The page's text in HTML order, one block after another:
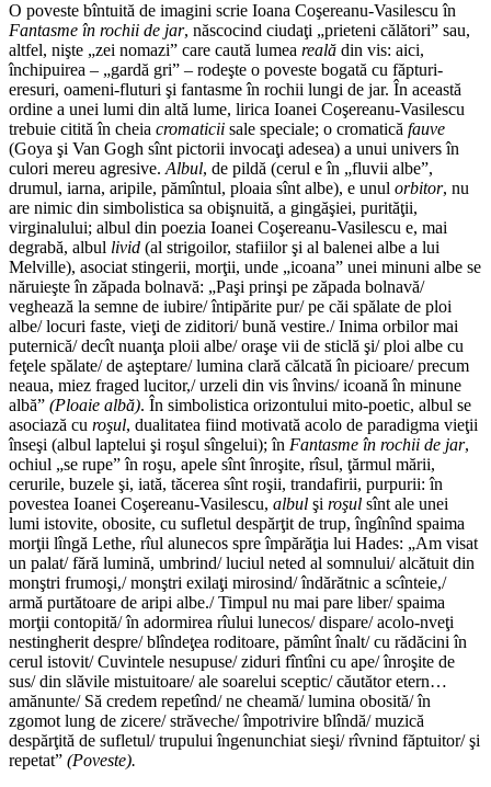
O poveste bîntuită de imagini scrie Ioana Coşereanu-Vasilescu în
Fantasme în rochii de jar, născocind ciudaţi „prieteni călători” sau,
altfel, nişte „zei nomazi” care caută lumea reală din vis: aici,
închipuirea – „gardă gri” – rodeşte o poveste bogată cu făpturi-
eresuri, oameni-fluturi şi fantasme în rochii lungi de jar. În această
ordine a unei lumi din altă lume, lirica Ioanei Coşereanu-Vasilescu
trebuie citită în cheia cromaticii sale speciale; o cromatică fauve
(Goya şi Van Gogh sînt pictorii invocaţi adesea) a unui univers în
culori mereu agresive.Albul, de pildă (cerul e în „fluvii albe”,
drumul, iarna, aripile, pămîntul, ploaia sînt albe), e unul orbitor, nu
are nimic din simbolistica sa obişnuită, a gingăşiei, purităţii,
virginalului; albul din poezia Ioanei Coşereanu-Vasilescu e, mai
degrabă, albul livid (al strigoilor, stafiilor şi al balenei albe a lui
Melville), asociat stingerii, morţii, unde „icoana” unei minuni albe se
năruieşte în zăpada bolnavă: „Paşi prinşi pe zăpada bolnavă/
veghează la semne de iubire/ întipărite pur/ pe căi spălate de ploi
albe/ locuri faste, vieţi de ziditori/ bună vestire./ Inima orbilor mai
puternică/ decît nuanţa ploii albe/ oraşe vii de sticlă şi/ ploi albe cu
feţele spălate/ de aşteptare/ lumina clară călcată în picioare/ precum
neaua, miez fraged lucitor,/ urzeli din vis învins/ icoană în minune
albă” (Ploaie albă). În simbolistica orizontului mito-poetic, albul se
asociază cu roşul, dualitatea fiind motivată acolo de paradigma vieţii
înseşi (albul laptelui şi roşul sîngelui); în Fantasme în rochii de jar,
ochiul „se rupe” în roşu, apele sînt înroşite, rîsul, ţărmul mării,
cerurile, buzele şi, iată, tăcerea sînt roşii, trandafirii, purpurii: în
povestea Ioanei Coşereanu-Vasilescu, albul şi roşul sînt ale unei
lumi istovite, obosite, cu sufletul despărţit de trup, îngînînd spaima
morţii lîngă Lethe, rîul alunecos spre împărăţia lui Hades: „Am visat
un palat/ fără lumină, umbrind/ luciul neted al somnului/ alcătuit din
monştri frumoşi,/ monştri exilaţi mirosind/ îndărătnic a scînteie,/
armă purtătoare de aripi albe./ Timpul nu mai pare liber/ spaima
morţii contopită/ în adormirea rîului lunecos/ dispare/ acolo-nveţi
nestingherit despre/ blîndeţea roditoare, pămînt înalt/ cu rădăcini în
cerul istovit/ Cuvintele nesupuse/ ziduri fîntîni cu ape/ înroşite de
sus/ din slăvile mistuitoare/ ale soarelui sceptic/ căutător etern…
amănunte/ Să credem repetînd/ ne cheamă/ lumina obosită/ în
zgomot lung de zicere/ străveche/ împotrivire blîndă/ muzică
despărţită de sufletul/ trupului îngenunchiat sieşi/ rîvnind făptuitor/ şi
repetat” (Poveste).